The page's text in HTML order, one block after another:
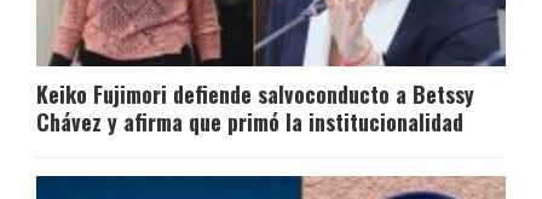
Keiko Fujimori defiende salvoconducto a Betssy
Chávez y afirma que primó la institucionalidad